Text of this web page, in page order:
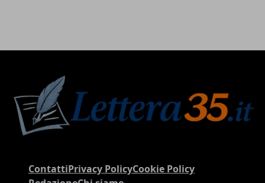
ContattiPrivacy PolicyCookie Policy